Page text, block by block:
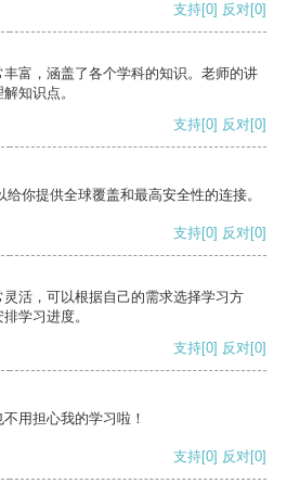
支持[0] 反对[0]
富，涵盖了各个学科的知识。老师的讲
知识点。
支持[0] 反对[0]
你提供全球覆盖和最高安全性的连接。
支持[0] 反对[0]
活，可以根据自己的需求选择学习方
学习进度。
支持[0] 反对[0]
用担心我的学习啦！
支持[0] 反对[0]